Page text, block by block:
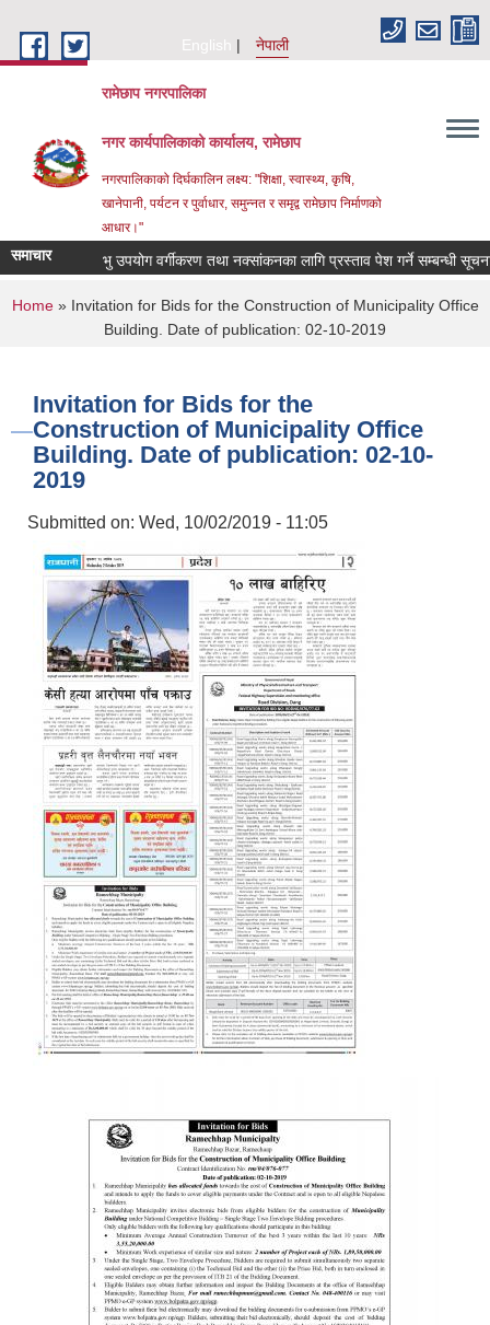
English
नेपाली
रामेछाप नगरपालिका
नगर कार्यपालिकाको कार्यालय, रामेछाप
नगरपालिकाको दिर्घकालिन लक्ष्य: "शिक्षा, स्वास्थ्य, कृषि,
खानेपानी, पर्यटन र पुर्वाधार, समुन्नत र समृद्व रामेछाप निर्माणको
आधार।"
समाचार भु उपयोग वर्गीकरण तथा नक्सांकनका लागि प्रस्ताव पेश गर्ने सम्बन्धी सूचना।
You are here
Home» Invitation for Bids for the Construction of Municipality Office
Building. Date of publication: 02-10-2019
Invitation for Bids for the
Construction of Municipality Office
Building. Date of publication: 02-10-
2019
Submitted on: Wed, 10/02/2019 - 11:05